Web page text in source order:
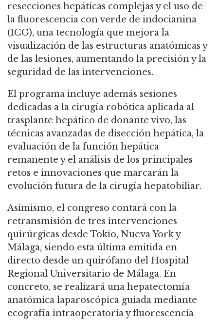
resecciones hepáticas complejas y el uso de
la fluorescencia con verde de indocianina
(ICG), una tecnología que mejora la
visualización de las estructuras anatómicas y
de las lesiones, aumentando la precisión y la
seguridad de las intervenciones.
El programa incluye además sesiones
dedicadas a la cirugía robótica aplicada al
trasplante hepático de donante vivo, las
técnicas avanzadas de disección hepática, la
evaluación de la función hepática
remanente y el análisis de los principales
retos e innovaciones que marcarán la
evolución futura de la cirugía hepatobiliar.
Asimismo, el congreso contará con la
retransmisión de tres intervenciones
quirúrgicas desde Tokio, Nueva York y
Málaga, siendo esta última emitida en
directo desde un quirófano del Hospital
Regional Universitario de Málaga. En
concreto, se realizará una hepatectomía
anatómica laparoscópica guiada mediante
ecografía intraoperatoria y fluorescencia